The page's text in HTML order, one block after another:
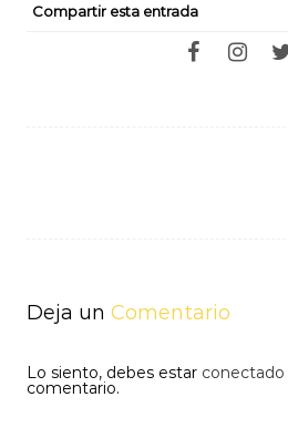
Compartir esta entrada
Deja un Comentario
Lo siento, debes estar conectado
comentario.